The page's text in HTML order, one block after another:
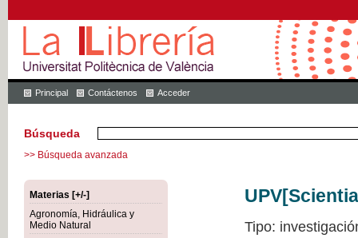
Principal Contáctenos Acceder
Búsqueda
>> Búsqueda avanzada
Materias [+/-]
Agronomía, Hidráulica y
Medio Natural
Tipo: